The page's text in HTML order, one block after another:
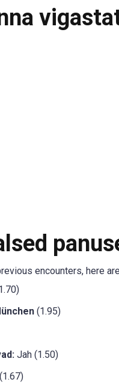
encounters, here
(1.95)
Jah (1.50)